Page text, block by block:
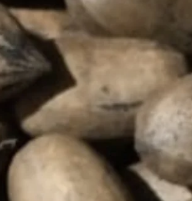
equipamentos.